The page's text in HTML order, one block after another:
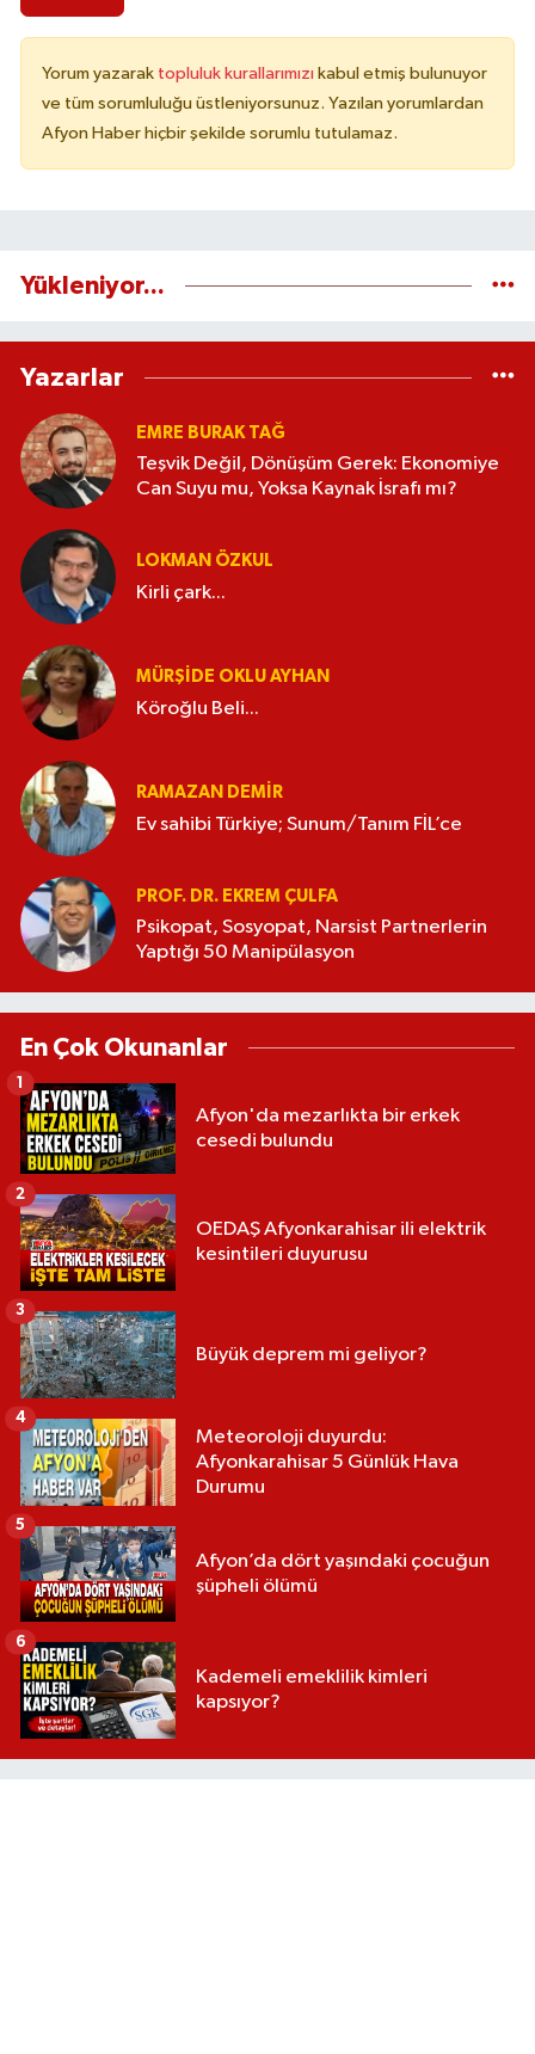
Yorum yazarak topluluk kurallarımızı kabul etmiş bulunuyor
ve tüm sorumluluğu üstleniyorsunuz. Yazılan yorumlardan
Afyon Haber hiçbir şekilde sorumlu tutulamaz.
Yükleniyor...
Yazarlar
EMRE BURAK TAĞ
Teşvik Değil, Dönüşüm Gerek: Ekonomiye
Can Suyu mu, Yoksa Kaynak İsrafı mı?
LOKMAN ÖZKUL
Kirli çark...
MÜRŞIDE OKLU AYHAN
Köroğlu Beli...
RAMAZAN DEMİR
Ev sahibi Türkiye; Sunum/Tanım FİL’ce
PROF. DR. EKREM ÇULFA
Psikopat, Sosyopat, Narsist Partnerlerin
Yaptığı 50 Manipülasyon
En Çok Okunanlar
Afyon'da mezarlıkta bir erkek
cesedi bulundu
1
OEDAŞ Afyonkarahisar ili elektrik
kesintileri duyurusu
2
Büyük deprem mi geliyor?
3
Meteoroloji duyurdu:
Afyonkarahisar 5 Günlük Hava
Durumu
4
Afyon’da dört yaşındaki çocuğun
şüpheli ölümü
5
Kademeli emeklilik kimleri
kapsıyor?
6